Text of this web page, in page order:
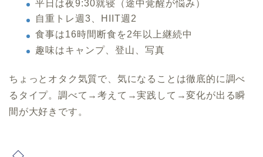
平日は夜9:30就寝（途中覚醒が悩み）
自重トレ週3、HIIT週2
食事は16時間断食を2年以上継続中
趣味はキャンプ、登山、写真
ちょっとオタク気質で、気になることは徹底的に調べ
るタイプ。調べて→考えて→実践して→変化が出る瞬
間が大好きです。